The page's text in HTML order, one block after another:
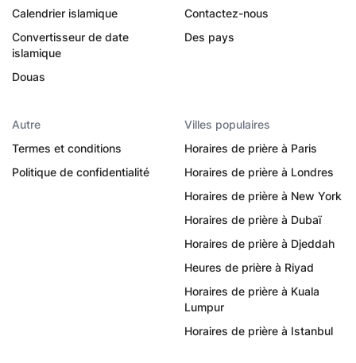
Calendrier islamique
Convertisseur de date
islamique
Douas
Contactez-nous
Des pays
Autre
Termes et conditions
Politique de confidentialité
Villes populaires
Horaires de prière à Paris
Horaires de prière à Londres
Horaires de prière à New York
Horaires de prière à Dubaï
Horaires de prière à Djeddah
Heures de prière à Riyad
Horaires de prière à Kuala
Lumpur
Horaires de prière à Istanbul